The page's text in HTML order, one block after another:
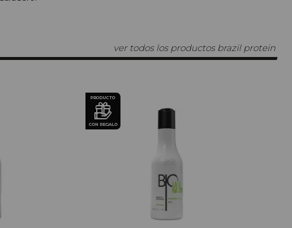
ver todos los productos brazil protein
PRODUCTO
CON REGALO